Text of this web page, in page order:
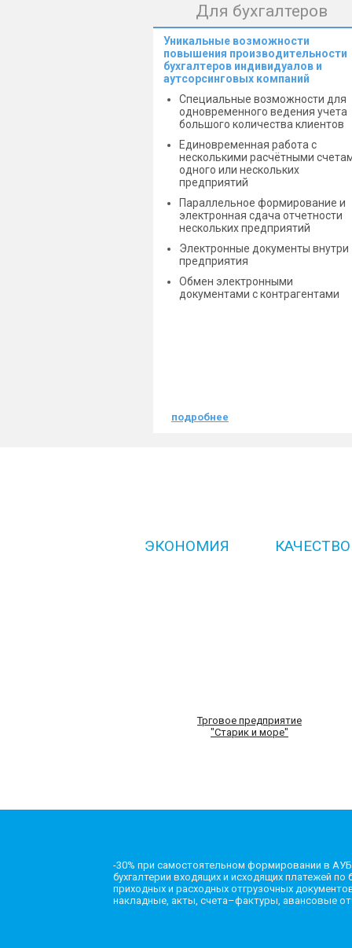
Для бухгалтеров
Уникальные возможности
повышения производительности
бухгалтеров индивидуалов и
аутсорсинговых компаний
Специальные возможности для
одновременного ведения учета
большого количества клиентов
Единовременная работа с
несколькими расчётными
одного или нескольких
предприятий
Параллельное формирование и
электронная сдача отчетности
нескольких предприятий
Электронные документы внутри
предприятия
Обмен электронными
документами с контрагентами
подробнее
ЭКОНОМИЯ КАЧЕСТВО
Трговое предприятие
"Старик и море"
-30% при самостоятельном формировании в
бухгалтерии входящих и исходящих платежей по
приходных и расходных отгрузочных
накладные, акты, счета–фактуры, авансовые